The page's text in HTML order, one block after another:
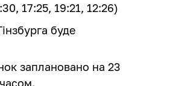
17:25, 19:21, 12:26)
буде
заплановано на 23